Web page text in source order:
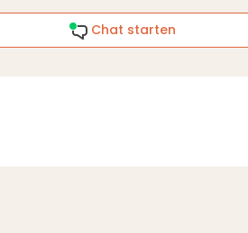
Chat starten